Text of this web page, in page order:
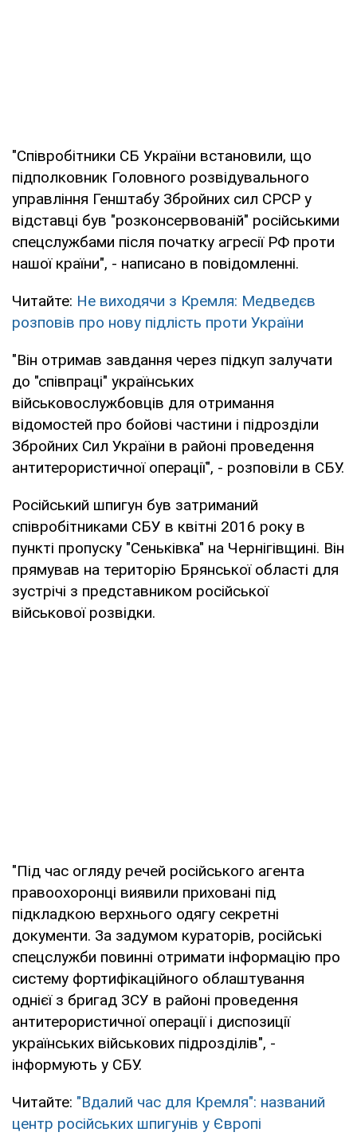
"Співробітники СБ України встановили, що
підполковник Головного розвідувального
управління Генштабу Збройних сил СРСР у
відставці був "розконсервованій" російськими
спецслужбами після початку агресії РФ проти
нашої країни", - написано в повідомленні.
Читайте: Не виходячи з Кремля: Медведєв
розповів про нову підлість проти України
"Він отримав завдання через підкуп залучати
до "співпраці" українських
військовослужбовців для отримання
відомостей про бойові частини і підрозділи
Збройних Сил України в районі проведення
антитерористичної операції", - розповіли в СБУ.
Російський шпигун був затриманий
співробітниками СБУ в квітні 2016 року в
пункті пропуску "Сеньківка" на Чернігівщині. Він
прямував на територію Брянської області для
зустрічі з представником російської
військової розвідки.
"Під час огляду речей російського агента
правоохоронці виявили приховані під
підкладкою верхнього одягу секретні
документи. За задумом кураторів, російські
спецслужби повинні отримати інформацію про
систему фортифікаційного облаштування
однієї з бригад ЗСУ в районі проведення
антитерористичної операції і диспозиції
українських військових підрозділів", -
інформують у СБУ.
Читайте: "Вдалий час для Кремля": названий
центр російських шпигунів у Європі